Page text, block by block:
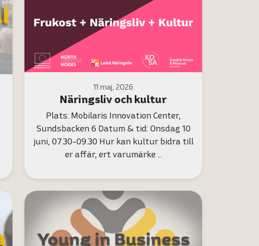
11 maj, 2026
Näringsliv och kultur
Plats: Mobilaris Innovation Center,
Sundsbacken 6 Datum & tid: Onsdag 10
juni, 07.30-09.30 Hur kan kultur bidra till
er affär, ert varumärke …